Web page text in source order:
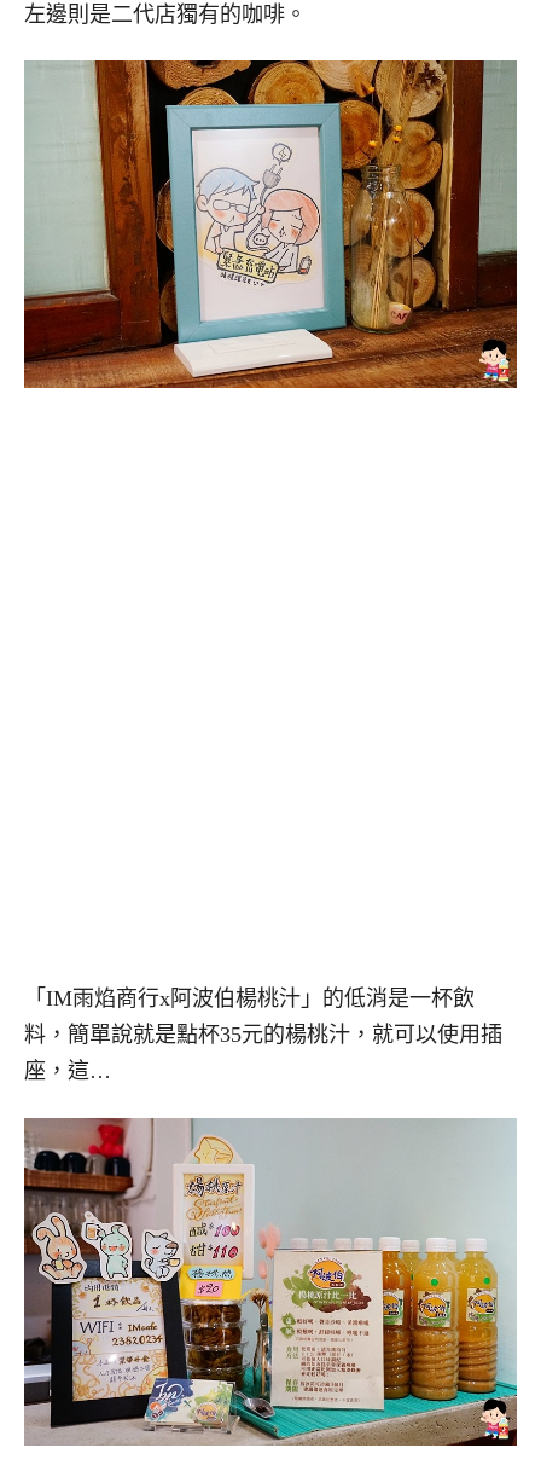
左邊則是二代店獨有的咖啡。
「IM雨焰商行x阿波伯楊桃汁」的低消是一杯飲
料，簡單說就是點杯35元的楊桃汁，就可以使用插
座，這…